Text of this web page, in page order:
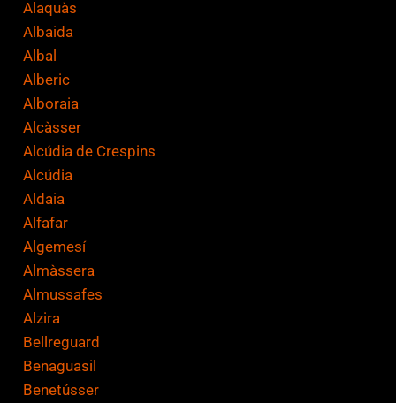
Alaquàs
Albaida
Albal
Alberic
Alboraia
Alcàsser
Alcúdia de Crespins
Alcúdia
Aldaia
Alfafar
Algemesí
Almàssera
Almussafes
Alzira
Bellreguard
Benaguasil
Benetússer